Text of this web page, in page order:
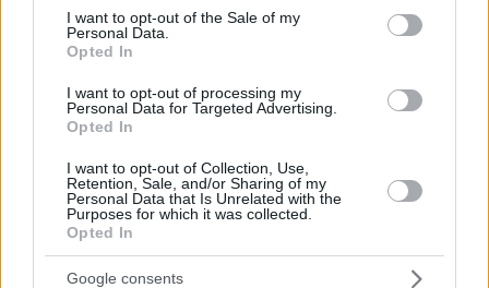
consent section.
I want to opt-out of the Sale of my
Personal Data.
Opted In
I want to opt-out of processing my
Personal Data for Targeted Advertising.
Opted In
I want to opt-out of Collection, Use,
Retention, Sale, and/or Sharing of my
Personal Data that Is Unrelated with the
Purposes for which it was collected.
Opted In
Google consents
Προηγούμενη
Γενική Δημοπρασιών